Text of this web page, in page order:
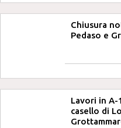
Chiusura
Pedaso e
Lavori in
casello di